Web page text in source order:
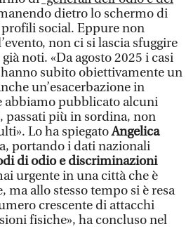
dietro lo schermo di
social. Eppure non
non ci si lascia sfuggire
noti. «Da agosto 2025 i casi
subito obiettivamente un
un’esacerbazione in
pubblicato alcuni
passati più in sordina, non
Lo ha spiegatoAngelica
portando i dati nazionali
di odio e discriminazioni
urgente in una città che è
allo stesso tempo si è resa
crescente di attacchi
fisiche», ha concluso nel